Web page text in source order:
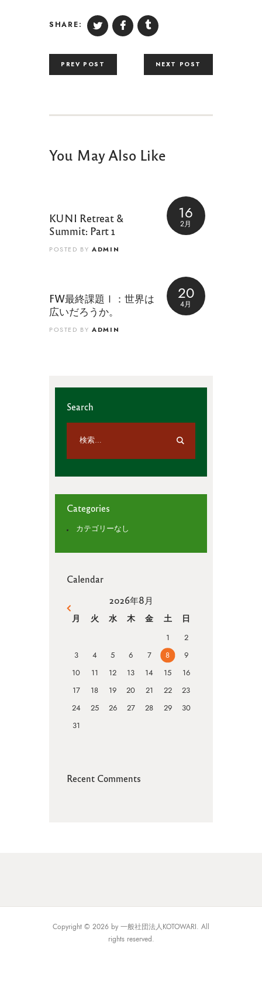
SHARE:
PREV POST NEXT POST
You May Also Like
16
2月
KUNI Retreat &
Summit: Part 1
POSTED BYADMIN
20
4月
FW最終課題Ⅰ：世界は
広いだろうか。
POSTED BYADMIN
Search
Categories
カテゴリーなし
Calendar
2026年8月
月 火 水 木 金 土 日
1
2
3
4 5 6 7 8
9
10
11 12 13 14 15
16
17
18 19 20 21 22
23
24
25 26 27 28 29
30
31
« 4月
Recent Comments
Copyright © 2026 by 一般社団法人KOTOWARI. All
rights reserved.